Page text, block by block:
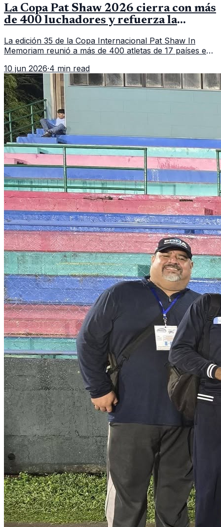
La Copa Pat Shaw 2026 cierra con más
de 400 luchadores y refuerza la
La edición 35 de la Copa Internacional Pat Shaw In
Memoriam reunió a más de 400 atletas de 17 países en
delegación nacional, según el balance oficial de CDAG.
10 jun 2026·4 min read